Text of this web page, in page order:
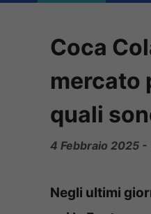
Coca
mercato
quali
4 Febbraio 2025 -
Negli ultimi